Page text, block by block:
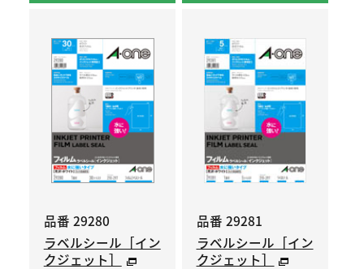
品番 29280
ラベルシール［イン
クジェット］
品番 29281
ラベルシール［イン
クジェット］